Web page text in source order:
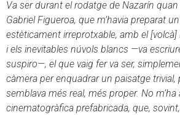
Va ser durant el rodatge de Nazarín
Gabriel Figueroa, que m’havia preparat
estèticament irreprotxable, amb el
i els inevitables núvols blancs —va
suspiro—, el que vaig fer va ser,
càmera per enquadrar un paisatge trivial,
semblava més real, més proper. No
cinematogràfica prefabricada, que,